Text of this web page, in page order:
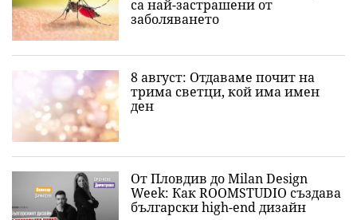
са най-застрашени от
заболяването
8 август: Отдаваме почит на
трима светци, кой има имен
ден
От Пловдив до Milan Design
Week: Как ROOMSTUDIO създава
български high-end дизайн